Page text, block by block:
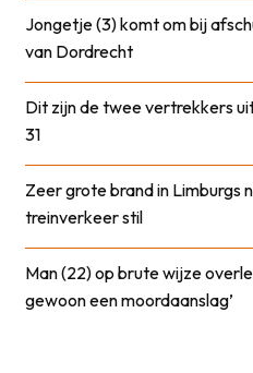
Jongetje (3) komt om bij
van Dordrecht
Dit zijn de twee vertrekkers
31
Zeer grote brand in Limburgs
treinverkeer stil
Man (22) op brute wijze
gewoon een moordaanslag’